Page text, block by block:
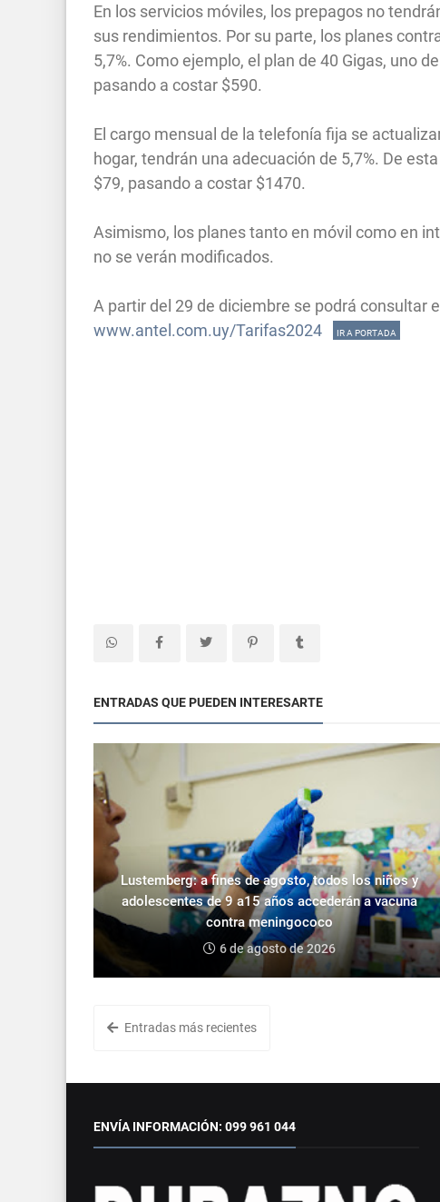
En los servicios móviles, los prepagos no
sus rendimientos. Por su parte, los planes
5,7%. Como ejemplo, el plan de 40 Gigas, uno
pasando a costar $590.
El cargo mensual de la telefonía fija se
hogar, tendrán una adecuación de 5,7%. De
$79, pasando a costar $1470.
Asimismo, los planes tanto en móvil como en
no se verán modificados.
A partir del 29 de diciembre se podrá consultar
www.antel.com.uy/Tarifas2024
IR A PORTADA
ENTRADAS QUE PUEDEN INTERESARTE
Lustemberg: a fines de agosto, todos los niños y
adolescentes de 9 a15 años accederán a vacuna
contra meningococo
6 de agosto de 2026
Entradas más recientes
ENVÍA INFORMACIÓN: 099 961 044